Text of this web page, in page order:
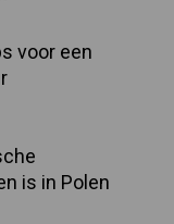
voor een
is in Polen